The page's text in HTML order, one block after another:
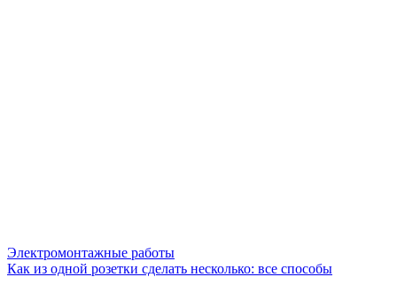
Электромонтажные работы
Как из одной розетки сделать несколько: все способы